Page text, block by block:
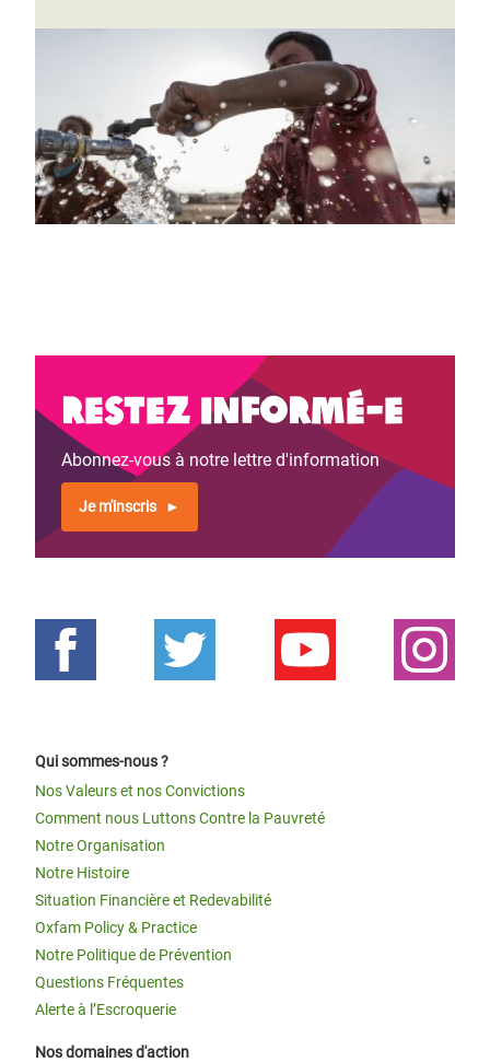
Restez informé-e
Abonnez-vous à notre lettre d'information
Je m'inscris
Qui sommes-nous ?
Nos Valeurs et nos Convictions
Comment nous Luttons Contre la Pauvreté
Notre Organisation
Notre Histoire
Situation Financière et Redevabilité
Oxfam Policy & Practice
Notre Politique de Prévention
Questions Fréquentes
Alerte à l’Escroquerie
Nos domaines d'action